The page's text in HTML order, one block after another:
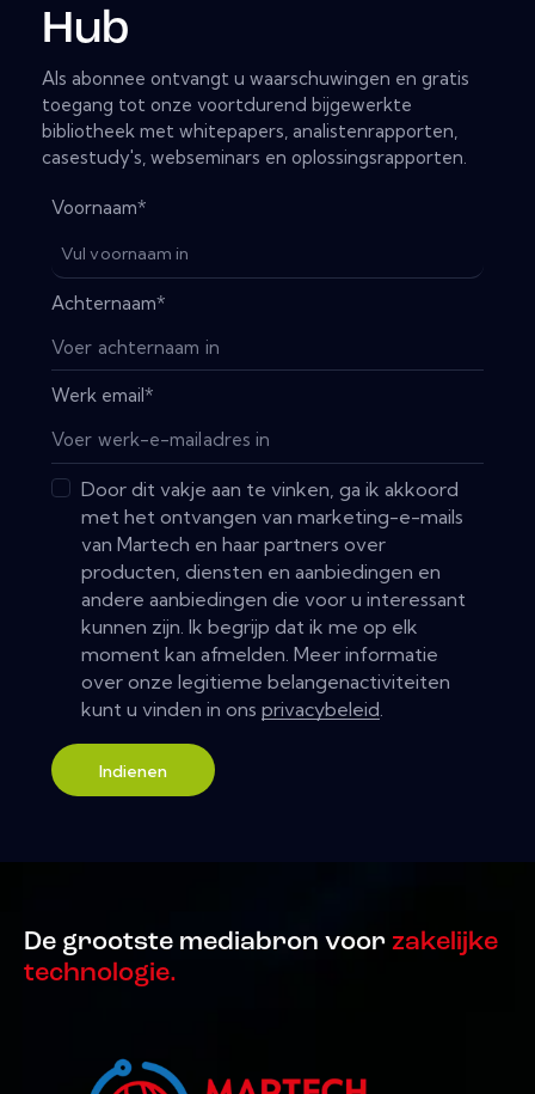
Hub
Als abonnee ontvangt u waarschuwingen en gratis
toegang tot onze voortdurend bijgewerkte
bibliotheek met whitepapers, analistenrapporten,
casestudy's, webseminars en oplossingsrapporten.
Voornaam*
Achternaam*
Werk email*
Door dit vakje aan te vinken, ga ik akkoord
met het ontvangen van marketing-e-mails
van Martech en haar partners over
producten, diensten en aanbiedingen en
andere aanbiedingen die voor u interessant
kunnen zijn. Ik begrijp dat ik me op elk
moment kan afmelden. Meer informatie
over onze legitieme belangenactiviteiten
kunt u vinden in onsprivacybeleid
Indienen
De grootste mediabron voor zakelijke
technologie.